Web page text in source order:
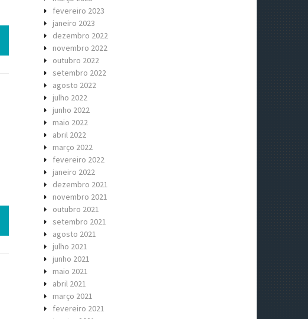
fevereiro 2023
janeiro 2023
dezembro 2022
novembro 2022
outubro 2022
setembro 2022
agosto 2022
julho 2022
junho 2022
maio 2022
abril 2022
março 2022
fevereiro 2022
janeiro 2022
dezembro 2021
novembro 2021
outubro 2021
setembro 2021
agosto 2021
julho 2021
junho 2021
maio 2021
abril 2021
março 2021
fevereiro 2021